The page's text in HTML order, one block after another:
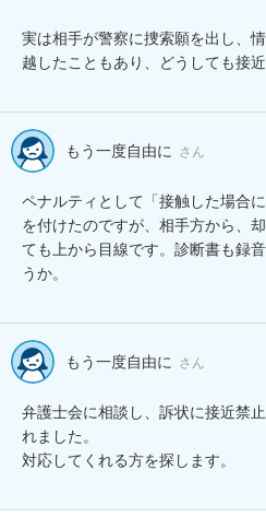
実は相手が警察に捜索願を出し、
越したこともあり、どうしても接
もう一度自由に さん
ペナルティとして「接触した場合
を付けたのですが、相手方から、
ても上から目線です。診断書も録
うか。
もう一度自由に さん
弁護士会に相談し、訴状に接近禁
れました。
対応してくれる方を探します。